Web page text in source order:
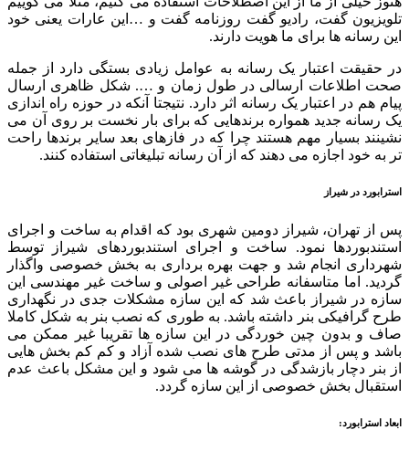
تلویزیون گفت، رادیو گفت روزنامه گفت و …این عارات یعنی خود
این رسانه ها برای ما هویت دارند.
در حقیقت اعتبار یک رسانه به عوامل زیادی بستگی دارد از جمله
صحت اطلاعات ارسالی در طول زمان و …. شکل ظاهری ارسال
پیام هم در اعتبار یک رسانه اثر دارد. نتیجتا آنکه در حوزه راه اندازی
یک رسانه جدید همواره برندهایی که برای بار نخست بر روی آن می
نشینند بسیار مهم هستند چرا که در فازهای بعد سایر برندها راحت
تر به خود اجازه می دهند که از آن رسانه تبلیغاتی استفاده کنند.
استرابورد در شیراز
پس از تهران، شیراز دومین شهری بود که اقدام به ساخت و اجرای
استندبوردها نمود. ساخت و اجرای استندبوردهای شیراز توسط
شهرداری انجام شد و جهت بهره برداری به بخش خصوصی واگذار
گردید. اما متاسفانه طراحی غیر اصولی و ساخت غیر مهندسی این
سازه در شیراز باعث شد که این سازه مشکلات جدی در نگهداری
طرح گرافیکی بنر داشته باشد. به طوری که نصب بنر به شکل کاملا
صاف و بدون چین خوردگی در این سازه ها تقریبا غیر ممکن می
باشد و پس از مدتی طرح های نصب شده آزاد و کم کم بخش هایی
از بنر دچار بازشدگی در گوشه ها می شود و این مشکل باعث عدم
استقبال بخش خصوصی از این سازه گردد.
ابعاد استرابورد: